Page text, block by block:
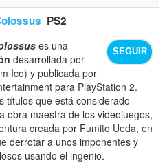
PS2
SEGUIR
es una
desarrollada por
Ico) y publicada por
para PlayStation 2.
títulos que está considerado
obra maestra de los videojuegos,
creada por Fumito Ueda, en
derrotar a unos imponentes y
usando el ingenio.